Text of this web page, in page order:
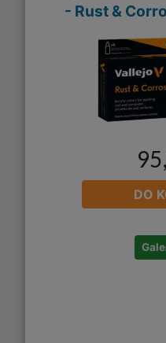
- Rust &
DO